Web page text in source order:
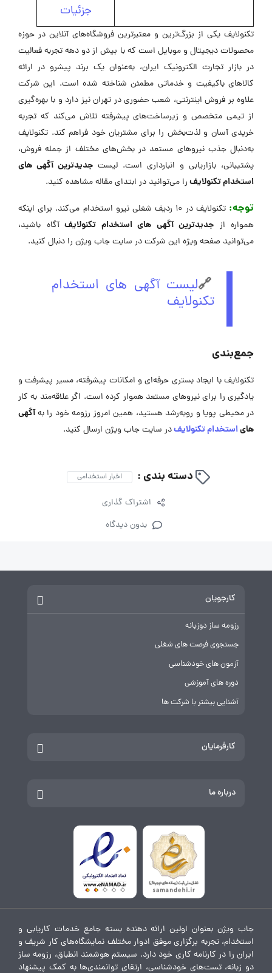
جزئیات
تکنولایف یکی از بزرگ‌ترین و معتبرترین فروشگاه‌های آنلاین در حوزه‌
محصولات دیجیتال و موبایل است که با بیش از دو دهه تجربه‌ فعالیت
در بازار تجارت الکترونیک ایران، به‌عنوان یک برند پیشرو در ارائه‌
کالاهای باکیفیت و خدماتی مطمئن شناخته شده است. این شرکت
علاوه‌ بر فروش اینترنتی، شعب حضوری در تهران نیز دارد و با بهره‌گیری
از تیمی متخصص و زیرساخت‌های پیشرفته تلاش می‌کند که تجربه‌
خریدی آسان و لذت‌بخش را برای مشتریان خود فراهم کند. تکنولایف
به‌دنبال جذب نیروهای مستعد در بخش‌های مختلف از جمله فروش،
پشتیبانی، بازاریابی و انبارداری است. لیست جدیدترین آگهی های
استخدام تکنولایفرا می‌توانید در ابتدای مقاله مشاهده کنید.
توجه:
تکنولایف در 10 ردیف شغلی نیرو استخدام می‌کند. برای اینکه
همواره از جدیدترین آگهی های استخدام تکنولایفآگاه باشید،
می‌توانید صفحه ویژه این شرکت در سایت جاب ویژن را دنبال کنید.
🔗لیست آگهی های استخدام
تکنولایف
جمع‌بندی
تکنولایف با ایجاد بستری حرفه‌ای و امکانات پیشرفته، مسیر پیشرفت و
یادگیری را برای نیروهای مستعد هموار کرده است. اگر علاقه‌مند به کار
در محیطی پویا و روبه‌رشد هستید، همین امروز رزومه خود را بهآگهی
‌هایاستخدام تکنولایفدر سایت جاب ویژن ارسال کنید.
دسته بندی : اخبار استخدامی
اشتراک گذاری
بدون دیدگاه
کارجویان
رزومه ساز دوزبانه
جستجوی فرصت های شغلی
آزمون های خودشناسی
دوره های آموزشی
آشنایی بیشتر با شرکت ها
کارفرمایان
درباره ما
جاب ویژن بعنوان اولین ارائه دهنده بسته جامع خدمات کاریابی و
استخدام، تجربه برگزاری موفق ادوار مختلف نمایشگاه‌های کار شریف و
ایران را در کارنامه کاری خود دارد. سیستم هوشمند انطباق، رزومه ساز
دو زبانه، تست‌های خودشناسی، ارتقای توانمندی‌ها به کمک پیشنهاد